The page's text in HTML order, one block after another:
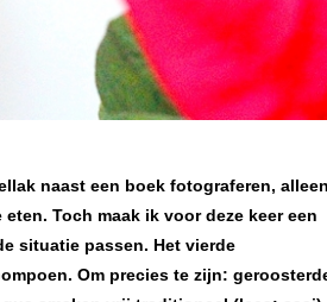
naast een boek fotograferen,
Toch maak ik voor deze keer een
situatie passen. Het vierde
Om precies te zijn: